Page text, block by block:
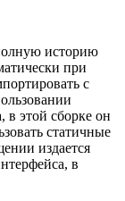
историю
при
с
в этой сборке он
статичные
издается
в